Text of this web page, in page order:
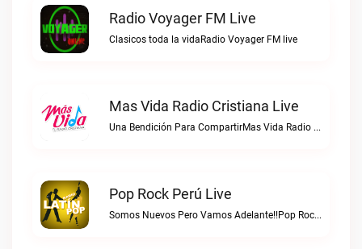
Radio Voyager FM Live
Clasicos toda la vidaRadio Voyager FM live
Mas Vida Radio Cristiana Live
Una Bendición Para CompartirMas Vida Radio Cristiana live
Pop Rock Perú Live
Somos Nuevos Pero Vamos Adelante!!Pop Rock Perú live